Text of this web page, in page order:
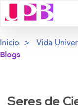
Inicio Vida
Blogs
Seres de